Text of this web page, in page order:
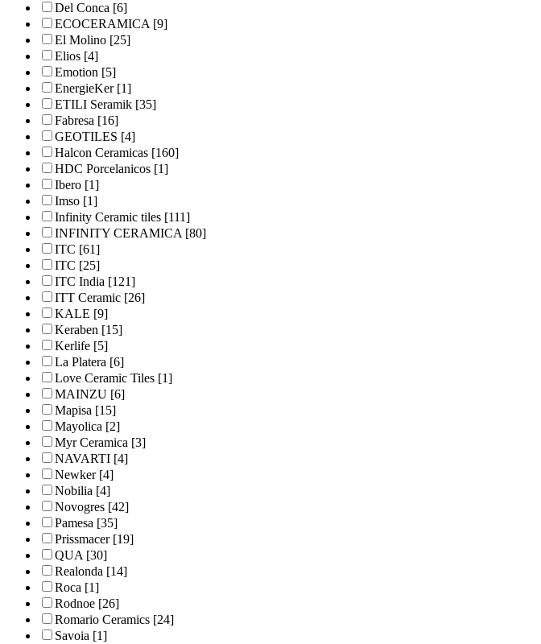
Del Conca [6]
ECOCERAMICA[9]
El Molino [25]
Elios [4]
Emotion [5]
EnergieKer[1]
ETILI Seramik [35]
Fabresa [16]
GEOTILES [4]
Halcon Ceramicas [160]
HDC Porcelanicos [1]
Ibero [1]
Imso [1]
Infinity Ceramic tiles [111]
INFINITY CERAMICA[80]
ITC [61]
ITC [25]
ITC India [121]
ITT Ceramic [26]
KALE [9]
Keraben [15]
Kerlife [5]
La Platera [6]
Love Ceramic Tiles [1]
MAINZU [6]
Mapisa [15]
Mayolica [2]
Myr Ceramica [3]
NAVARTI [4]
Newker[4]
Nobilia [4]
Novogres [42]
Pamesa [35]
Prissmacer[19]
QUA[30]
Realonda [14]
Roca [1]
Rodnoe [26]
Romario Ceramics [24]
Savoia [1]